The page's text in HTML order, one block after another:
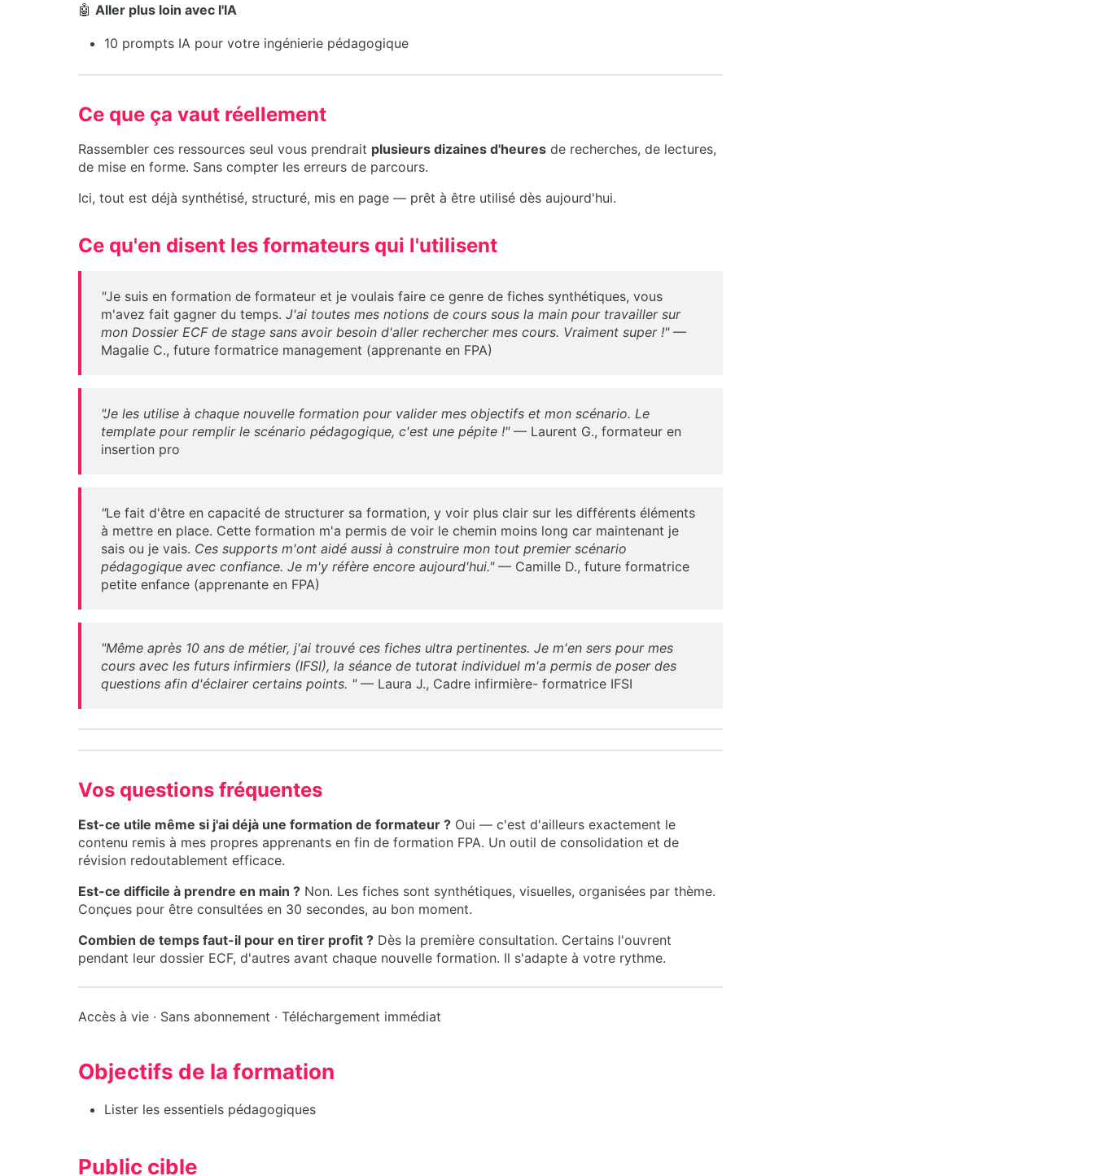
🤖 Aller plus loin avec l'IA
10 prompts IA pour votre ingénierie pédagogique
Ce que ça vaut réellement
Rassembler ces ressources seul vous prendrait plusieurs dizaines d'heures de recherches, de lectures,
de mise en forme. Sans compter les erreurs de parcours.
Ici, tout est déjà synthétisé, structuré, mis en page — prêt à être utilisé dès aujourd'hui.
Ce qu'en disent les formateurs qui l'utilisent
"Je suis en formation de formateur et je voulais faire ce genre de fiches synthétiques, vous
m'avez fait gagner du temps. J'ai toutes mes notions de cours sous la main pour travailler sur
mon Dossier ECF de stage sans avoir besoin d'aller rechercher mes cours. Vraiment super !"—
Magalie C., future formatrice management (apprenante en FPA)
"Je les utilise à chaque nouvelle formation pour valider mes objectifs et mon scénario. Le
template pour remplir le scénario pédagogique, c'est une pépite !"— Laurent G., formateur en
insertion pro
"Le fait d'être en capacité de structurer sa formation, y voir plus clair sur les différents éléments
à mettre en place. Cette formation m'a permis de voir le chemin moins long car maintenant je
sais ou je vais. Ces supports m'ont aidé aussi à construire mon tout premier scénario
pédagogique avec confiance. Je m'y réfère encore aujourd'hui."— Camille D., future formatrice
petite enfance (apprenante en FPA)
"Même après 10 ans de métier, j'ai trouvé ces fiches ultra pertinentes. Je m'en sers pour mes
cours avec les futurs infirmiers (IFSI), la séance de tutorat individuel m'a permis de poser des
questions afin d'éclairer certains points. "— Laura J., Cadre infirmière- formatrice IFSI
Vos questions fréquentes
Est-ce utile même si j'ai déjà une formation de formateur ? Oui — c'est d'ailleurs exactement le
contenu remis à mes propres apprenants en fin de formation FPA. Un outil de consolidation et de
révision redoutablement efficace.
Est-ce difficile à prendre en main ? Non. Les fiches sont synthétiques, visuelles, organisées par thème.
Conçues pour être consultées en 30 secondes, au bon moment.
Combien de temps faut-il pour en tirer profit ? Dès la première consultation. Certains l'ouvrent
pendant leur dossier ECF, d'autres avant chaque nouvelle formation. Il s'adapte à votre rythme.
Accès à vie · Sans abonnement · Téléchargement immédiat
Objectifs de la formation
Lister les essentiels pédagogiques
Public cible